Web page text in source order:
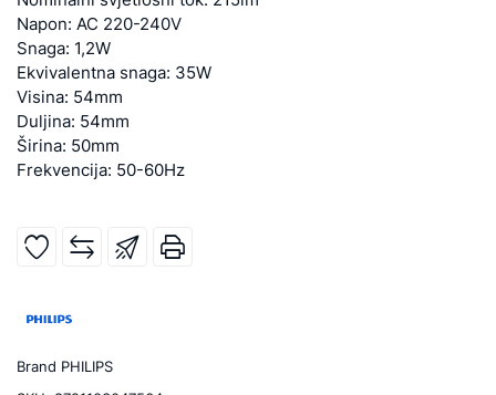
Napon: AC 220-240V
Snaga: 1,2W
Ekvivalentna snaga: 35W
Visina: 54mm
Duljina: 54mm
Širina: 50mm
Frekvencija: 50-60Hz
Brand PHILIPS